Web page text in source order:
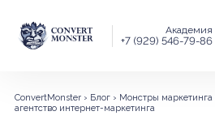
Академия
+7 (929) 546-79-86
ConvertMonster› Блог› Монстры маркетинга
агентство интернет-маркетинга